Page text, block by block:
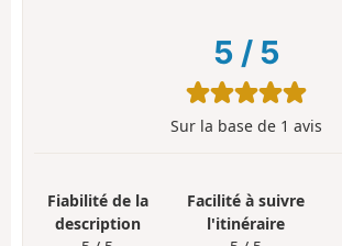
5 / 5
Sur la base de 1 avis
Fiabilité de la
description
Facilité à suivre
l'itinéraire